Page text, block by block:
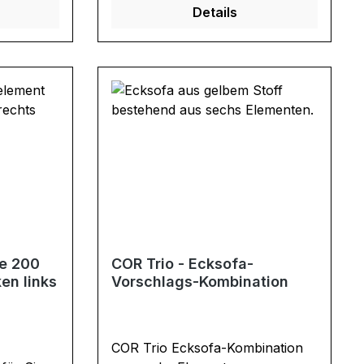
Sie
cm
ein bestehendes Sofa um weitere
Ausführung: Kombination aus:
59300 + 59300 + 59050 + 59005
Sitztiefe: 60 cm Sitzhöhe: 38 cm
Details
200
links
COR Trio - Ecksofa-
Vorschlags-Kombination
COR Trio Ecksofa-Kombination